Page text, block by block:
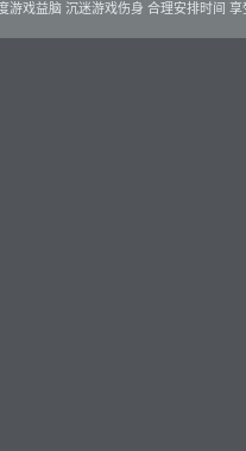
游戏益脑 沉迷游戏伤身 合理安排时间 享